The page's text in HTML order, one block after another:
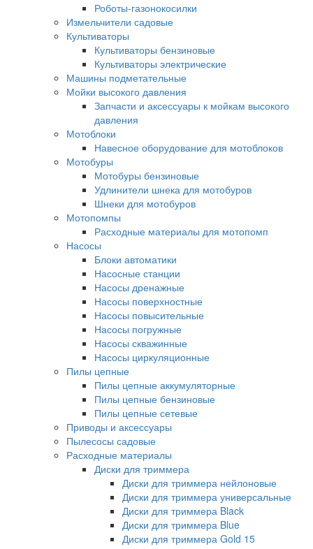
Роботы-газонокосилки
Измельчители садовые
Культиваторы
Культиваторы бензиновые
Культиваторы электрические
Машины подметательные
Мойки высокого давления
Запчасти и аксессуары к мойкам высокого
давления
Мотоблоки
Навесное оборудование для мотоблоков
Мотобуры
Мотобуры бензиновые
Удлинители шнека для мотобуров
Шнеки для мотобуров
Мотопомпы
Расходные материалы для мотопомп
Насосы
Блоки автоматики
Насосные станции
Насосы дренажные
Насосы поверхностные
Насосы повысительные
Насосы погружные
Насосы скважинные
Насосы циркуляционные
Пилы цепные
Пилы цепные аккумуляторные
Пилы цепные бензиновые
Пилы цепные сетевые
Приводы и аксессуары
Пылесосы садовые
Расходные материалы
Диски для триммера
Диски для триммера нейлоновые
Диски для триммера универсальные
Диски для триммера Black
Диски для триммера Blue
Диски для триммера Gold 15